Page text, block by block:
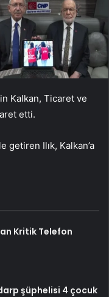
Kalkan, Ticaret ve
etti.
Ilık, Kalkan’a
Kritik Telefon
şüphelisi 4 çocuk